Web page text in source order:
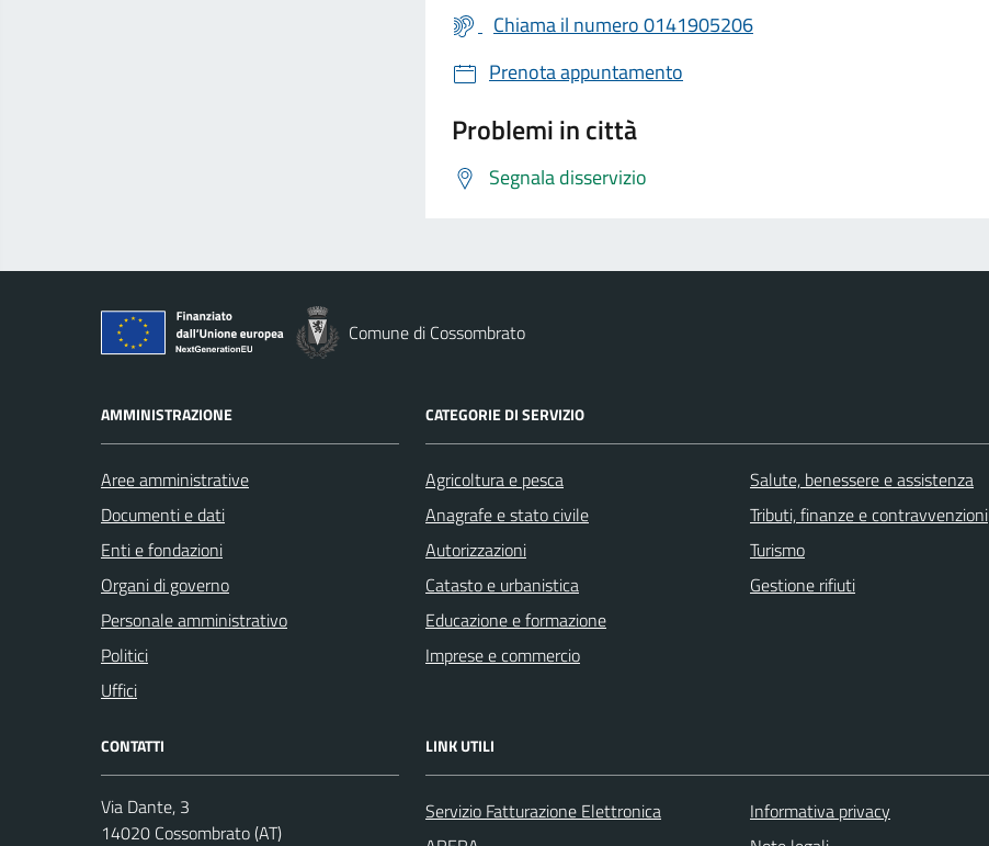
Chiama il numero 0141905206
Prenota appuntamento
Problemi in città
Segnala disservizio
Comune di Cossombrato
AMMINISTRAZIONE
Aree amministrative
Documenti e dati
Enti e fondazioni
Organi di governo
Personale amministrativo
Politici
Uffici
CATEGORIE DI SERVIZIO
Agricoltura e pesca
Anagrafe e stato civile
Autorizzazioni
Catasto e urbanistica
Educazione e formazione
Imprese e commercio
Salute, benessere e assistenza
Tributi, finanze e contravvenzioni
Turismo
Gestione rifiuti
CONTATTI
Via Dante, 3
14020 Cossombrato (AT)
LINK UTILI
Servizio Fatturazione Elettronica
Informativa privacy